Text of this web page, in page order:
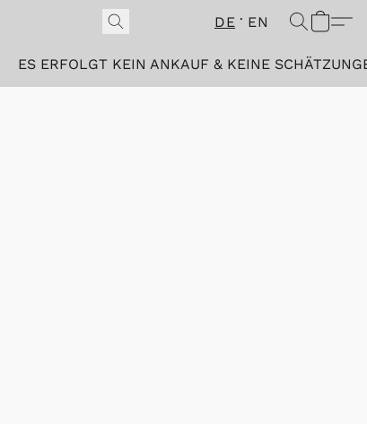
DE EN
ES ERFOLGT KEIN ANKAUF & KEINE